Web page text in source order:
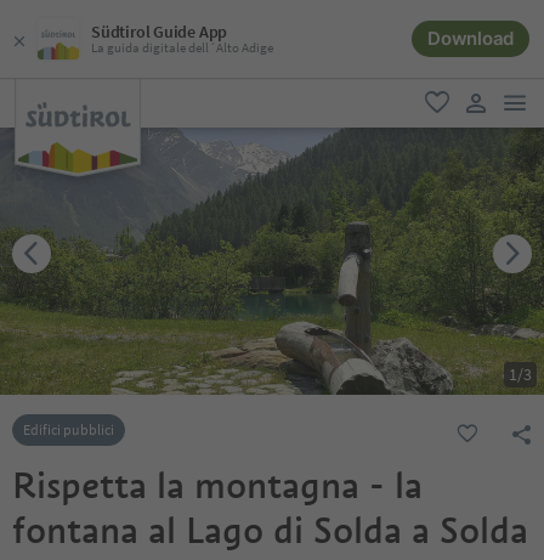
Südtirol Guide App
La guida digitale dell´Alto Adige Download
favoriti
user link
1/3
Edifici pubblici
Rispetta la montagna - la
fontana al Lago di Solda a Solda